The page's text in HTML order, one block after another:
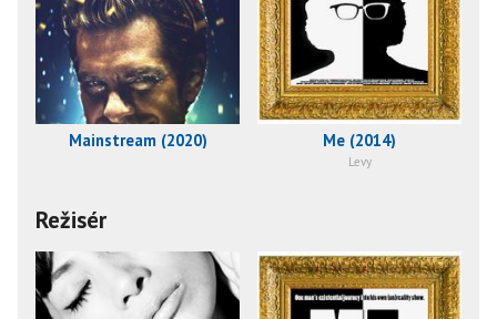
Mainstream (2020) Me (2014)
Levy
Režisér